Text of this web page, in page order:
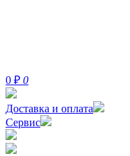
0 ₽ 0
Доставка и оплата
Сервис